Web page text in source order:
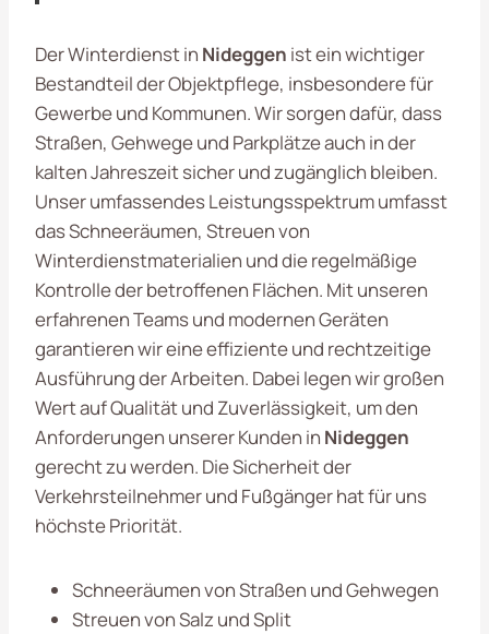
Der Winterdienst in Nideggen ist ein wichtiger
Bestandteil der Objektpflege, insbesondere für
Gewerbe und Kommunen. Wir sorgen dafür, dass
Straßen, Gehwege und Parkplätze auch in der
kalten Jahreszeit sicher und zugänglich bleiben.
Unser umfassendes Leistungsspektrum umfasst
das Schneeräumen, Streuen von
Winterdienstmaterialien und die regelmäßige
Kontrolle der betroffenen Flächen. Mit unseren
erfahrenen Teams und modernen Geräten
garantieren wir eine effiziente und rechtzeitige
Ausführung der Arbeiten. Dabei legen wir großen
Wert auf Qualität und Zuverlässigkeit, um den
Anforderungen unserer Kunden in Nideggen
gerecht zu werden. Die Sicherheit der
Verkehrsteilnehmer und Fußgänger hat für uns
höchste Priorität.
Schneeräumen von Straßen und Gehwegen
Streuen von Salz und Split